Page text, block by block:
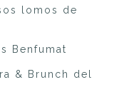
lomos de
Benfumat
& Brunch del